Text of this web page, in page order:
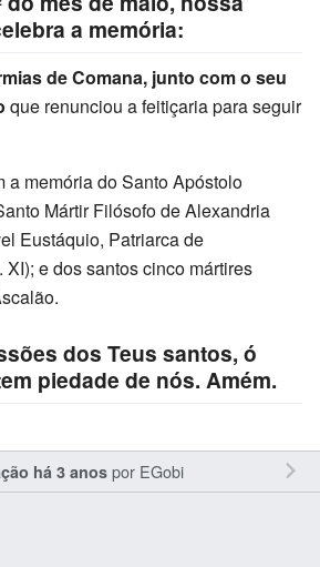
a memória:
de Comana, junto com o seu
que renunciou a feitiçaria para seguir
a memória do Santo Apóstolo
Mártir Filósofo de Alexandria
Eustáquio, Patriarca de
e dos santos cinco mártires
dos Teus santos, ó
piedade de nós. Amém.
há 3 anospor EGobi